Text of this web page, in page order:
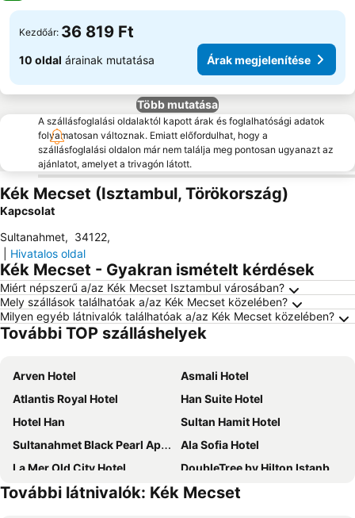
Kezdőár: 36 819 Ft
10 oldal árainak mutatása Árak megjelenítése
Több mutatása
A szállásfoglalási oldalaktól kapott árak és foglalhatósági adatok
folyamatosan változnak. Emiatt előfordulhat, hogy a
szállásfoglalási oldalon már nem találja meg pontosan ugyanazt az
ajánlatot, amelyet a trivagón látott.
Kék Mecset (Isztambul, Törökország)
Kapcsolat
Sultanahmet, 34122,
Hivatalos oldal
Kék Mecset - Gyakran ismételt kérdések
Miért népszerű a/az Kék Mecset Isztambul városában?
Mely szállások találhatóak a/az Kék Mecset közelében?
Milyen egyéb látnivalók találhatóak a/az Kék Mecset közelében?
További TOP szálláshelyek
Arven Hotel
Asmali Hotel
Atlantis Royal Hotel
Han Suite Hotel
Hotel Han
Sultan Hamit Hotel
Sultanahmet Black Pearl Apart Hotel
Ala Sofia Hotel
La Mer Old City Hotel
DoubleTree by Hilton Istanbul Topkapi
Beyazit Palace Hotel
New Pera Hotel
További látnivalók: Kék Mecset